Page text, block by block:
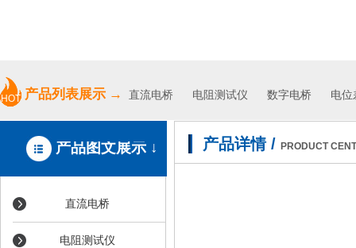
HOT 产品列表展示 → 直流电桥 电阻测试仪 数字电桥 电位
产品详情/ PRODUCT
产品图文展示 ↓
直流电桥
电阻测试仪